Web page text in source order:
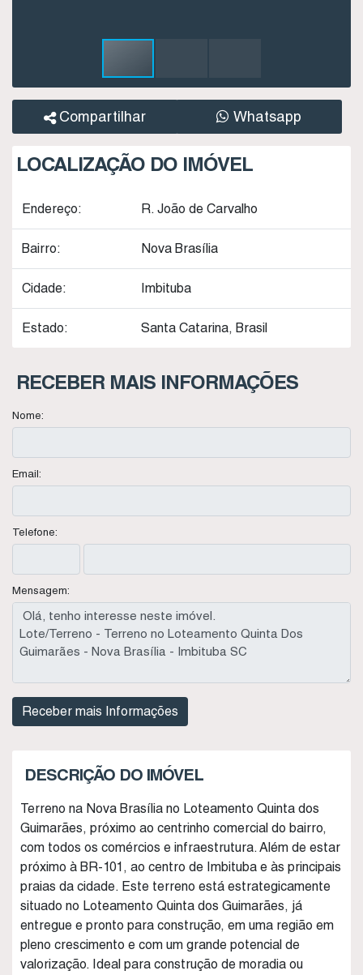
Compartilhar Whatsapp
LOCALIZAÇÃO DO IMÓVEL
Endereço: R. João de Carvalho
Bairro: Nova Brasília
Cidade: Imbituba
Estado: Santa Catarina, Brasil
RECEBER MAIS INFORMAÇÕES
Nome:
Email:
Telefone:
Mensagem:
DESCRIÇÃO DO IMÓVEL
Terreno na Nova Brasília no Loteamento Quinta dos
Guimarães, próximo ao centrinho comercial do bairro,
com todos os comércios e infraestrutura. Além de estar
próximo à BR-101, ao centro de Imbituba e às principais
praias da cidade. Este terreno está estrategicamente
situado no Loteamento Quinta dos Guimarães, já
entregue e pronto para construção, em uma região em
pleno crescimento e com um grande potencial de
valorização. Ideal para construção de moradia ou